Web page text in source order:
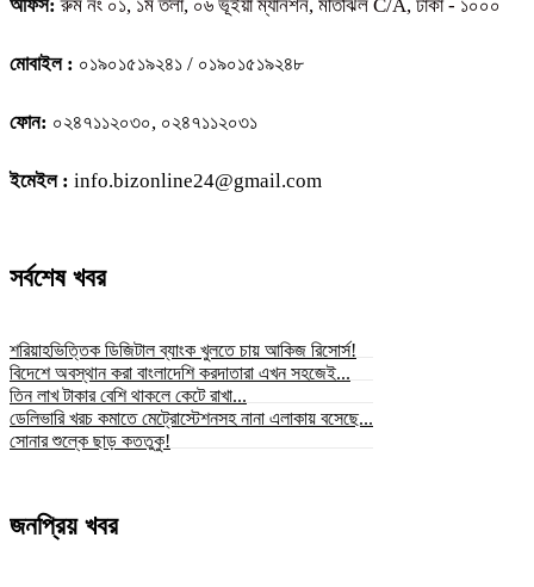
অফিস:রুম নং ০১, ১ম তলা, ০৬ ভূইয়া ম্যানশন, মতিঝিল C/A, ঢাকা - ১০০০
মোবাইল : ০১৯০১৫১৯২৪১ / ০১৯০১৫১৯২৪৮
ফোন: ০২৪৭১১২০৩০, ০২৪৭১১২০৩১
ইমেইল : info.bizonline24@gmail.com
সর্বশেষ খবর
শরিয়াহভিত্তিক ডিজিটাল ব্যাংক খুলতে চায় আকিজ রিসোর্স!
বিদেশে অবস্থান করা বাংলাদেশি করদাতারা এখন সহজেই...
তিন লাখ টাকার বেশি থাকলে কেটে রাখা...
ডেলিভারি খরচ কমাতে মেট্রোস্টেশনসহ নানা এলাকায় বসেছে...
সোনার শুল্কে ছাড় কততুকু!
জনপ্রিয় খবর